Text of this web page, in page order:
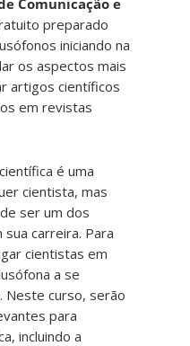
preparado
iniciando na
os aspectos mais
artigos científicos
em revistas
é uma
cientista, mas
ser um dos
carreira. Para
cientistas em
a se
Neste curso, serão
para
incluindo a